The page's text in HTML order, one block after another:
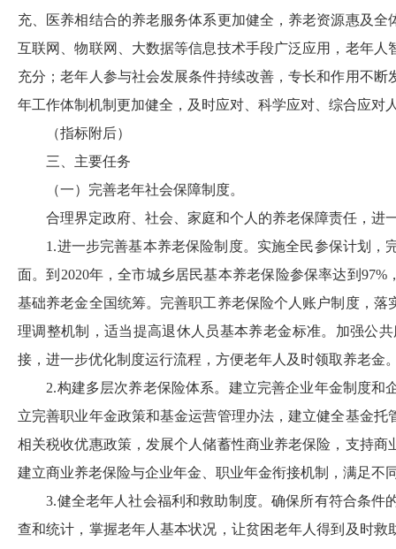
充、医养相结合的养老服务体系更加健全，养老资源惠及
互联网、物联网、大数据等信息技术手段广泛应用，老年
充分；老年人参与社会发展条件持续改善，专长和作用不
年工作体制机制更加健全，及时应对、科学应对、综合应对
（指标附后）
三、 主要任务
（一）完善老年社会保障制度。
合理界定政府、社会、家庭和个人的养老保障责任，进
1.进一步完善基本养老保险制度。实施全民参保计划
面。到 2020年，全市城乡居民基本养老保险参保率达到 97%
基础养老金全国统筹。完善职工养老保险个人账户制度，
理调整机制，适当提高退休人员基本养老金标准。加强公
接，进一步优化制度运行流程，方便老年人及时领取养老金
2.构建多层次养老保险体系。建立完善企业年金制度
立完善职业年金政策和基金运营管理办法，建立健全基金
相关税收优惠政策，发展个人储蓄性商业养老保险，支持
建立商业养老保险与企业年金、职业年金衔接机制，满足不
3.健全老年人社会福利和救助制度。确保所有符合条
查和统计，掌握老年人基本状况，让贫困老年人得到及时